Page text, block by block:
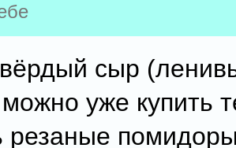
сыр
уже купить
резаные